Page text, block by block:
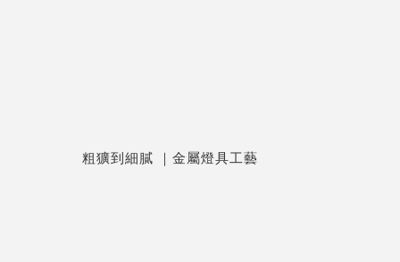
粗獷到細膩 ｜金屬燈具工藝